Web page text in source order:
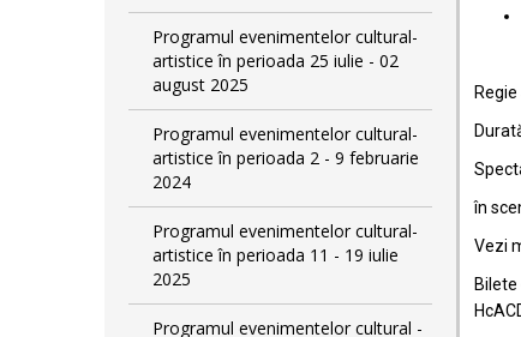
Programul evenimentelor cultural-
artistice în perioada 25 iulie - 02
august 2025
Programul evenimentelor cultural-
artistice în perioada 2 - 9 februarie
2024
Programul evenimentelor cultural-
artistice în perioada 11 - 19 iulie
2025
Programul evenimentelor cultural -
în
Vezi
Bilete